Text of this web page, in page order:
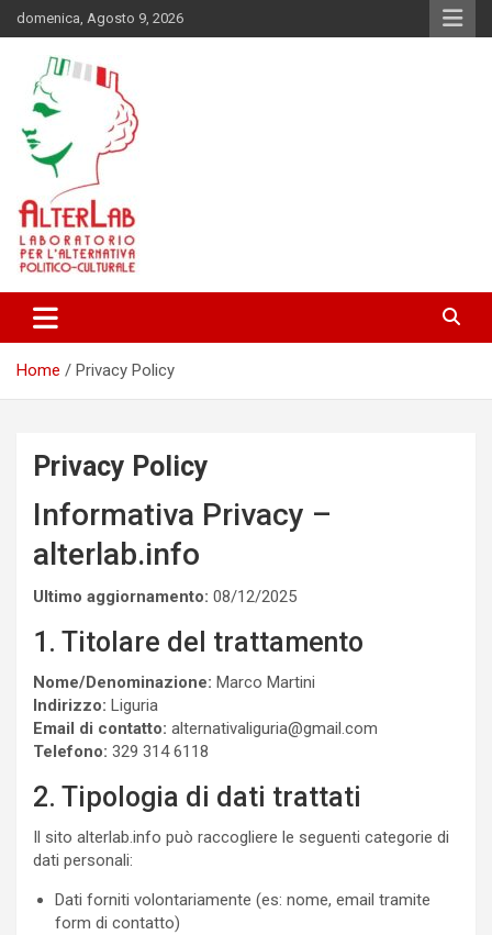
Skip
to
content
domenica, Agosto 9, 2026
AlterLab
Home Privacy Policy
Privacy Policy
Informativa Privacy –
alterlab.info
Ultimo aggiornamento: 08/12/2025
1. Titolare del trattamento
Nome/Denominazione: Marco Martini
Indirizzo: Liguria
Email di contatto: alternativaliguria@gmail.com
Telefono: 329 314 6118
2. Tipologia di dati trattati
Il sito alterlab.info può raccogliere le seguenti categorie di
dati personali:
Dati forniti volontariamente (es: nome, email tramite
form di contatto)